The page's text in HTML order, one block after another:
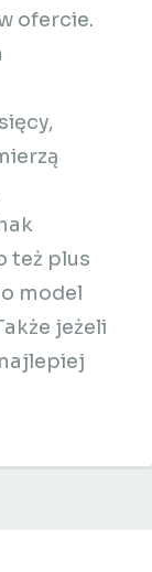
ofercie.
też plus
model
jeżeli